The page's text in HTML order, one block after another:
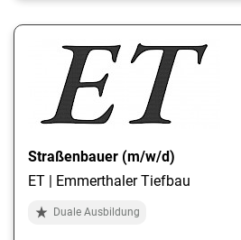
Straßenbauer (m/w/d)
ET | Emmerthaler Tiefbau
Duale Ausbildung